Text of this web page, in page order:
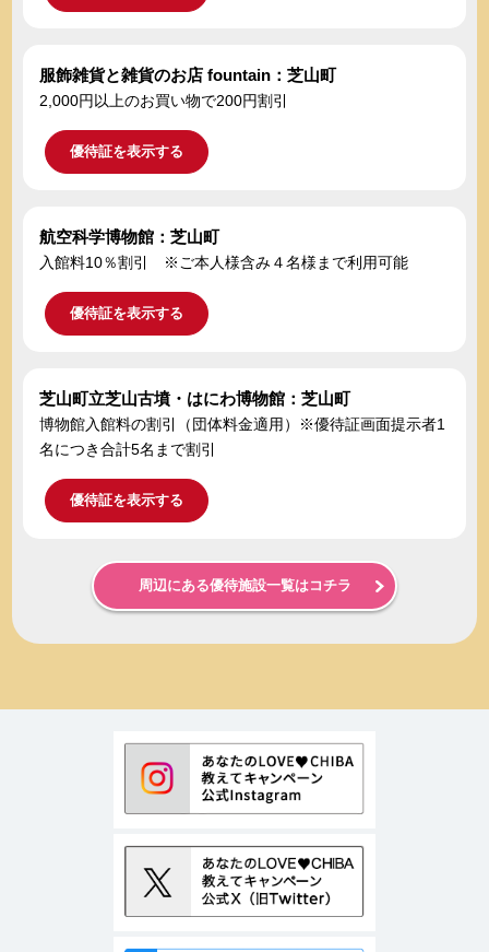
服飾雑貨と雑貨のお店 fountain：芝山町
2,000円以上のお買い物で200円割引
優待証を表示する
航空科学博物館：芝山町
入館料10％割引 ※ご本人様含み４名様まで利用可能
優待証を表示する
芝山町立芝山古墳・はにわ博物館：芝山町
博物館入館料の割引（団体料金適用）※優待証画面提示者1
名につき合計5名まで割引
優待証を表示する
周辺にある優待施設一覧はコチラ